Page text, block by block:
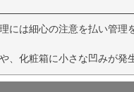
には細心の注意を払い管
化粧箱に小さな凹みが発